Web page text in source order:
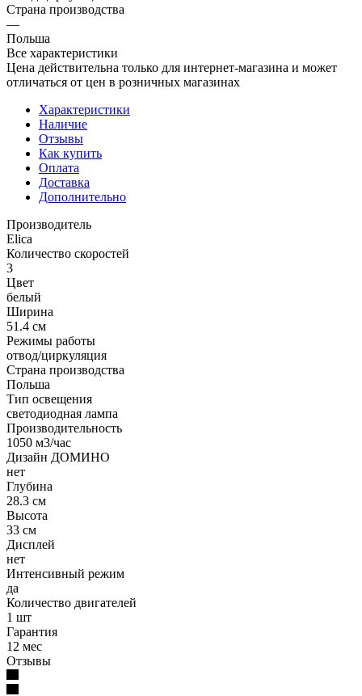
Страна производства
—
Польша
Все характеристики
Цена действительна только для интернет-магазина и может
отличаться от цен в розничных магазинах
Характеристики
Наличие
Отзывы
Как купить
Оплата
Доставка
Дополнительно
Производитель
Elica
Количество скоростей
3
Цвет
белый
Ширина
51.4 см
Режимы работы
отвод/циркуляция
Страна производства
Польша
Тип освещения
светодиодная лампа
Производительность
1050 м3/час
Дизайн ДОМИНО
нет
Глубина
28.3 см
Высота
33 см
Дисплей
нет
Интенсивный режим
да
Количество двигателей
1 шт
Гарантия
12 мес
Отзывы